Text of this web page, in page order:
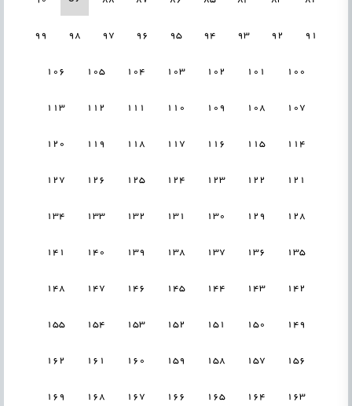
91
92
93
94
95
96
97
98
99
100
101
102
103
104
105
106
107
108
109
110
111
112
113
114
115
116
117
118
119
120
121
122
123
124
125
126
127
128
129
130
131
132
133
134
135
136
137
138
139
140
141
142
143
144
145
146
147
148
149
150
151
152
153
154
155
156
157
158
159
160
161
162
163
164
165
166
167
168
169